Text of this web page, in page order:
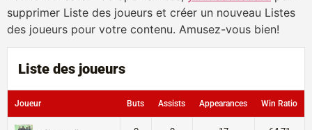
supprimer Liste des joueurs et créer un nouveau Listes
des joueurs pour votre contenu. Amusez-vous bien!
Liste des joueurs
Joueur Buts Assists Appearances Win Ratio